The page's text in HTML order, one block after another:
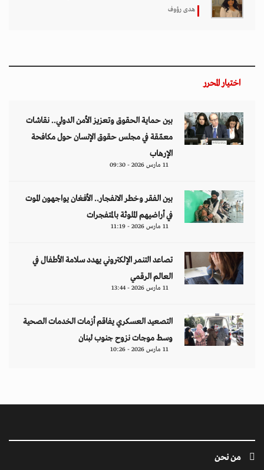
هدى رؤوف
اختيار المحرر
بين حماية الحقوق وتعزيز الأمن الدولي.. نقاشات
معمّقة في مجلس حقوق الإنسان حول مكافحة
الإرهاب
11 مارس 2026 - 09:30
بين الفقر وخطر الانفجار.. الأفغان يواجهون الموت
في أراضيهم الملوثة بالمتفجرات
11 مارس 2026 - 11:19
تصاعد التنمر الإلكتروني يهدد سلامة الأطفال في
العالم الرقمي
11 مارس 2026 - 13:44
التصعيد العسكري يفاقم أزمات الخدمات الصحية
وسط موجات نزوح جنوب لبنان
11 مارس 2026 - 10:26
من نحن